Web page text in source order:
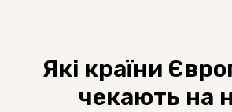
Які країни
чекають на